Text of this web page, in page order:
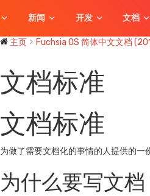
新闻 开发 文档
主页 Fuchsia OS 简体中文文档
文档标准
文档标准
为做了需要文档化的事情的人提供的一
为什么要写文档